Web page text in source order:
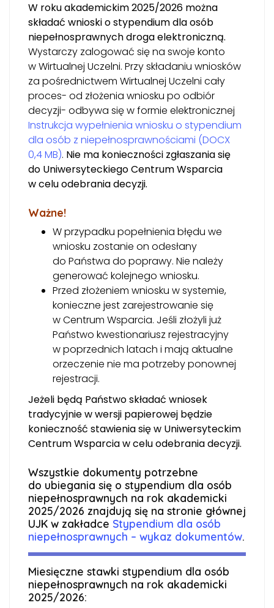
W roku akademickim 2025/2026 można
składać wnioski o stypendium dla osób
niepełnosprawnych droga elektroniczną.
Wystarczy zalogować się na swoje konto
w Wirtualnej Uczelni. Przy składaniu wniosków
za pośrednictwem Wirtualnej Uczelni cały
proces- od złożenia wniosku po odbiór
decyzji- odbywa się w formie elektronicznej
Instrukcja wypełnienia wniosku o stypendium
dla osób z niepełnosprawnościami (DOCX
0,4 MB). Nie ma konieczności zgłaszania się
do Uniwersyteckiego Centrum Wsparcia
w celu odebrania decyzji.
Ważne!
W przypadku popełnienia błędu we
wniosku zostanie on odesłany
do Państwa do poprawy. Nie należy
generować kolejnego wniosku.
Przed złożeniem wniosku w systemie,
konieczne jest zarejestrowanie się
w Centrum Wsparcia. Jeśli złożyli już
Państwo kwestionariusz rejestracyjny
w poprzednich latach i mają aktualne
orzeczenie nie ma potrzeby ponownej
rejestracji.
Jeżeli będą Państwo składać wniosek
tradycyjnie w wersji papierowej będzie
konieczność stawienia się w Uniwersyteckim
Centrum Wsparcia w celu odebrania decyzji.
Wszystkie dokumenty potrzebne
do ubiegania się o stypendium dla osób
niepełnosprawnych na rok akademicki
2025/2026 znajdują się na stronie głównej
UJK w zakładce Stypendium dla osób
niepełnosprawnych – wykaz dokumentów.
Miesięczne stawki stypendium dla osób
niepełnosprawnych na rok akademicki
2025/2026: